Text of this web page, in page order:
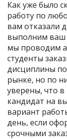
Как уже было
работу по
вам отказали
выполним ваш
мы проводим
студенты
дисциплины
рынке, но по
уверены, что
кандидат на
вариант
день, если
срочными